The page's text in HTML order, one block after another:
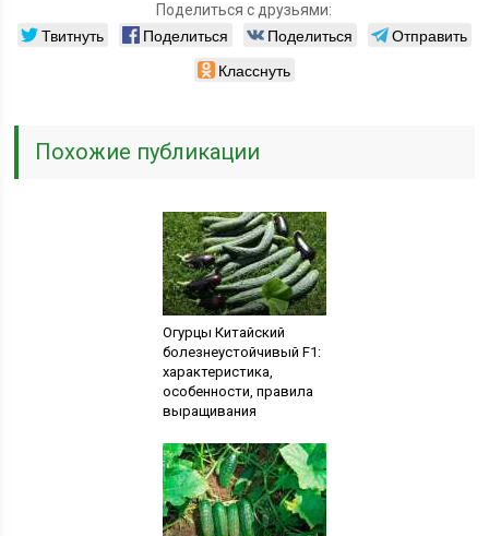
Поделиться с друзьями:
Твитнуть Поделиться Поделиться
Отправить
Класснуть
Похожие публикации
Огурцы Китайский
болезнеустойчивый F1:
характеристика,
особенности, правила
выращивания